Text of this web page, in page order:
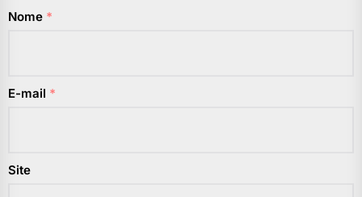
Nome *
E-mail *
Site